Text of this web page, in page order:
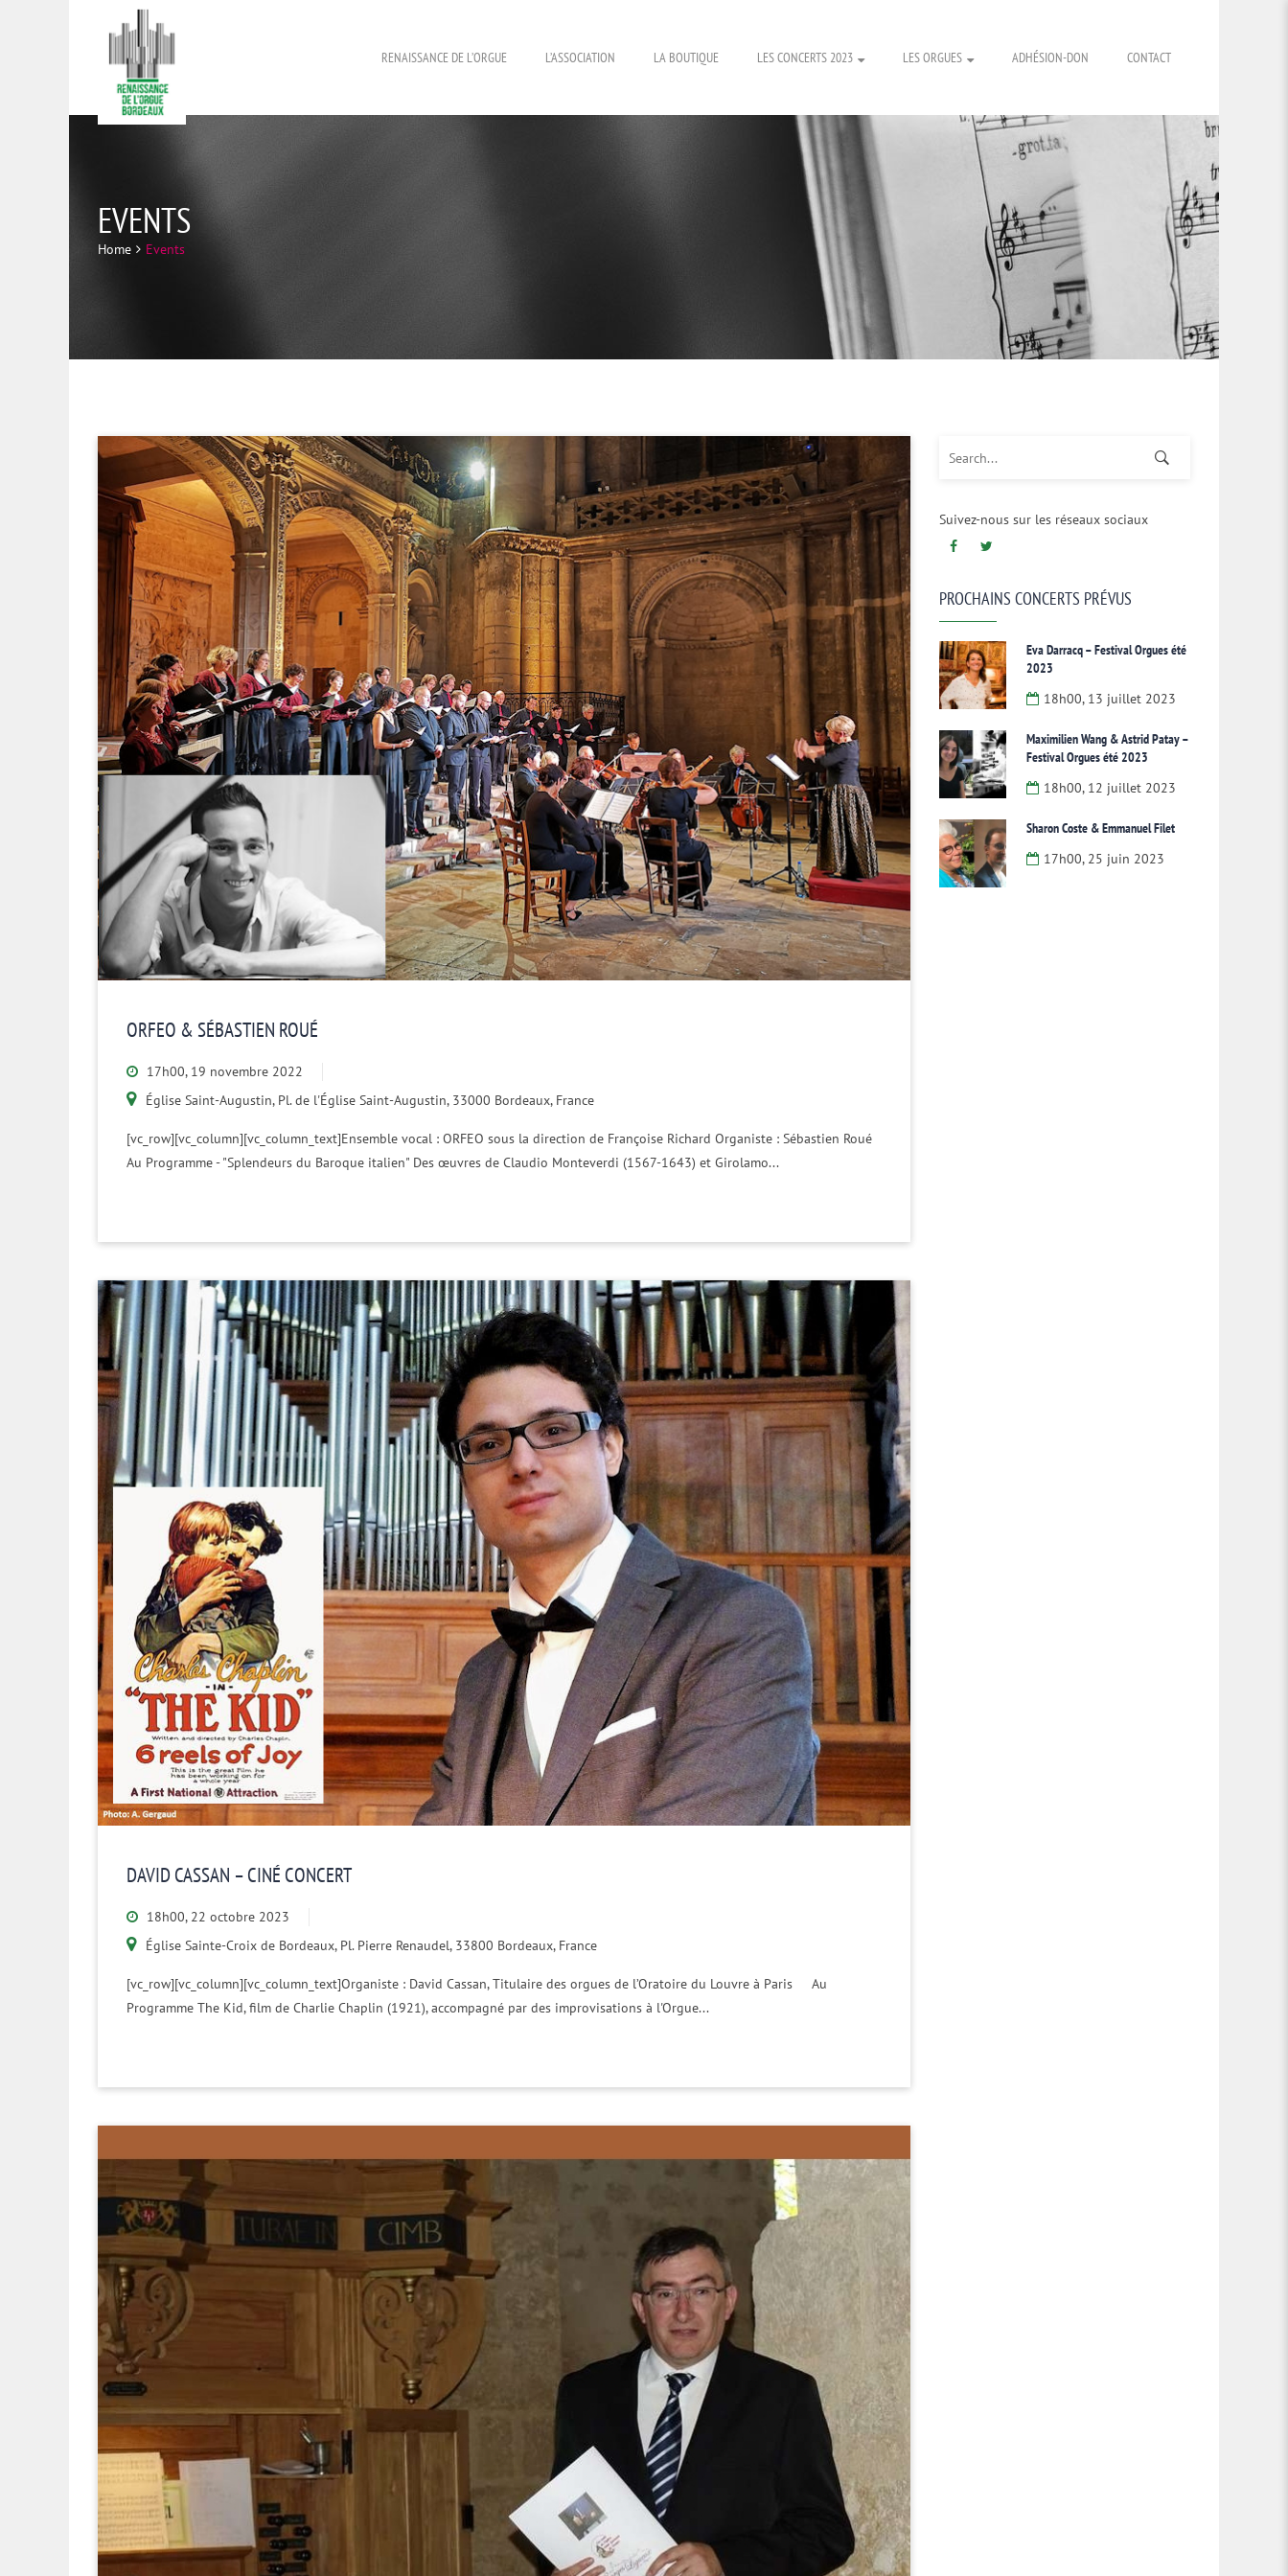
RENAISSANCE DE L’ORGUE L’ASSOCIATION LA BOUTIQUE LES CONCERTS 2023 LES ORGUES ADHÉSION-DON CONTACT
EVENTS
Home Events
ORFEO & SÉBASTIEN ROUÉ
17h00, 19 novembre 2022
Église Saint-Augustin, Pl. de l'Église Saint-Augustin, 33000 Bordeaux, France
[vc_row][vc_column][vc_column_text]Ensemble vocal : ORFEO sous la direction de Françoise Richard Organiste : Sébastien Roué
Au Programme - "Splendeurs du Baroque italien" Des œuvres de Claudio Monteverdi (1567-1643) et Girolamo...
DAVID CASSAN – CINÉ CONCERT
18h00, 22 octobre 2023
Église Sainte-Croix de Bordeaux, Pl. Pierre Renaudel, 33800 Bordeaux, France
[vc_row][vc_column][vc_column_text]Organiste : David Cassan, Titulaire des orgues de l’Oratoire du Louvre à Paris Au
Programme The Kid, film de Charlie Chaplin (1921), accompagné par des improvisations à l'Orgue...
Suivez-nous sur les réseaux sociaux
PROCHAINS CONCERTS PRÉVUS
Eva Darracq – Festival Orgues été
2023
18h00, 13 juillet 2023
Maximilien Wang & Astrid Patay –
Festival Orgues été 2023
18h00, 12 juillet 2023
Sharon Coste & Emmanuel Filet
17h00, 25 juin 2023